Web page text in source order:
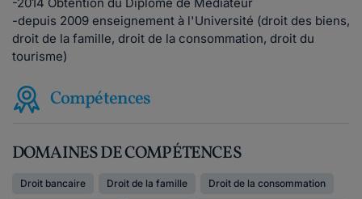
-depuis 2009 enseignement à l'Université (droit des biens,
droit de la famille, droit de la consommation, droit du
tourisme)
Compétences
DOMAINES DE COMPÉTENCES
Droit bancaire Droit de la famille Droit de la consommation